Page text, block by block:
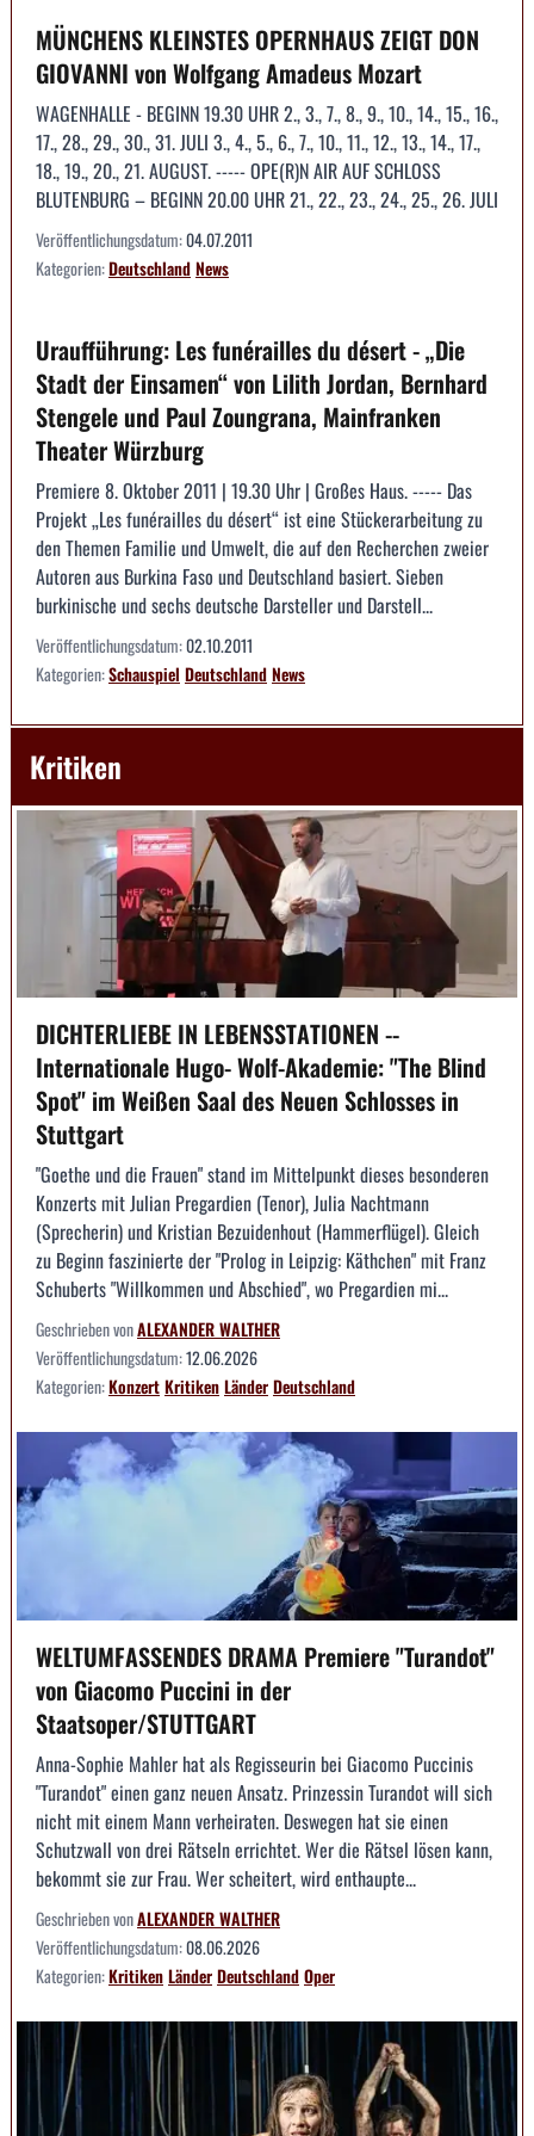
MÜNCHENS KLEINSTES OPERNHAUS ZEIGT DON
GIOVANNI von Wolfgang Amadeus Mozart
WAGENHALLE - BEGINN 19.30 UHR 2., 3., 7., 8., 9., 10., 14., 15., 16.,
17., 28., 29., 30., 31. JULI 3., 4., 5., 6., 7., 10., 11., 12., 13., 14., 17.,
18., 19., 20., 21. AUGUST. ----- OPE(R)N AIR AUF SCHLOSS
BLUTENBURG – BEGINN 20.00 UHR 21., 22., 23., 24., 25., 26. JULI
Veröffentlichungsdatum:04.07.2011
Kategorien:DeutschlandNews
Uraufführung: Les funérailles du désert - „Die
Stadt der Einsamen“ von Lilith Jordan, Bernhard
Stengele und Paul Zoungrana, Mainfranken
Theater Würzburg
Premiere 8. Oktober 2011 | 19.30 Uhr | Großes Haus. ----- Das
Projekt „Les funérailles du désert“ ist eine Stückerarbeitung zu
den Themen Familie und Umwelt, die auf den Recherchen zweier
Autoren aus Burkina Faso und Deutschland basiert. Sieben
burkinische und sechs deutsche Darsteller und Darstell...
Veröffentlichungsdatum:02.10.2011
Kategorien:Schauspiel DeutschlandNews
Kritiken
DICHTERLIEBE IN LEBENSSTATIONEN --
Internationale Hugo- Wolf-Akademie: "The Blind
Spot" im Weißen Saal des Neuen Schlosses in
Stuttgart
"Goethe und die Frauen" stand im Mittelpunkt dieses besonderen
Konzerts mit Julian Pregardien (Tenor), Julia Nachtmann
(Sprecherin) und Kristian Bezuidenhout (Hammerflügel). Gleich
zu Beginn faszinierte der "Prolog in Leipzig: Käthchen" mit Franz
Schuberts "Willkommen und Abschied", wo Pregardien mi...
Geschrieben vonALEXANDER WALTHER
Veröffentlichungsdatum:12.06.2026
Kategorien:KonzertKritikenLänderDeutschland
WELTUMFASSENDES DRAMA Premiere "Turandot"
von Giacomo Puccini in der
Staatsoper/STUTTGART
Anna-Sophie Mahler hat als Regisseurin bei Giacomo Puccinis
"Turandot" einen ganz neuen Ansatz. Prinzessin Turandot will sich
nicht mit einem Mann verheiraten. Deswegen hat sie einen
Schutzwall von drei Rätseln errichtet. Wer die Rätsel lösen kann,
bekommt sie zur Frau. Wer scheitert, wird enthaupte...
Geschrieben vonALEXANDER WALTHER
Veröffentlichungsdatum:08.06.2026
Kategorien:KritikenLänderDeutschlandOper